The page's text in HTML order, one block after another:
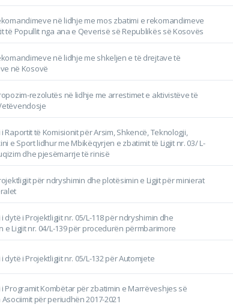
në lidhje me mos zbatimi e rekomandimeve
të Popullit nga ana e Qeverisë së Republikës së Kosovës
në lidhje me shkeljen e të drejtave të
në Kosovë
rezolutës në lidhje me arrestimet e aktivistëve të
Raportit të Komisionit për Arsim, Shkencë, Teknologji,
e Sport lidhur me Mbikëqyrjen e zbatimit të Ligjit nr. 03/ L-
dhe pjesëmarrje të rinisë
për ndryshimin dhe plotësimin e Ligjit për minierat
dytë i Projektligjit nr. 05/L-118 për ndryshimin dhe
e Ligjit nr. 04/L-139 për procedurën përmbarimore
dytë i Projektligjit nr. 05/L-132 për Automjete
i Programit Kombëtar për zbatimin e Marrëveshjes së
Asociimit për periudhën 2017-2021